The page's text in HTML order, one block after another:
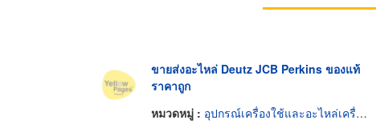
ขายส่งอะไหล่ Deutz JCB Perkins ของแท้
ราคาถูก
หมวดหมู่ : อุปกรณ์เครื่องใช้และอะไหล่เครื่องยนต์